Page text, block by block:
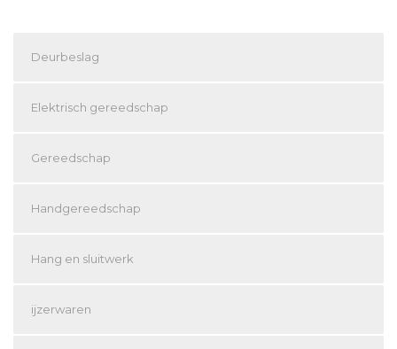
Deurbeslag
Elektrisch gereedschap
Gereedschap
Handgereedschap
Hang en sluitwerk
ijzerwaren